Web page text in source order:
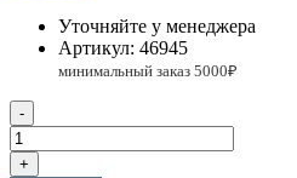
Уточняйте у менеджера
Артикул: 46945
-
+